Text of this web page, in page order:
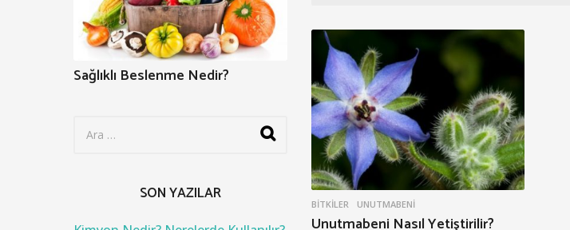
BITKILER UNUTMABENI
Unutmabeni Nasıl Yetiştirilir?
Sağlıklı Beslenme Nedir?
SON YAZILAR